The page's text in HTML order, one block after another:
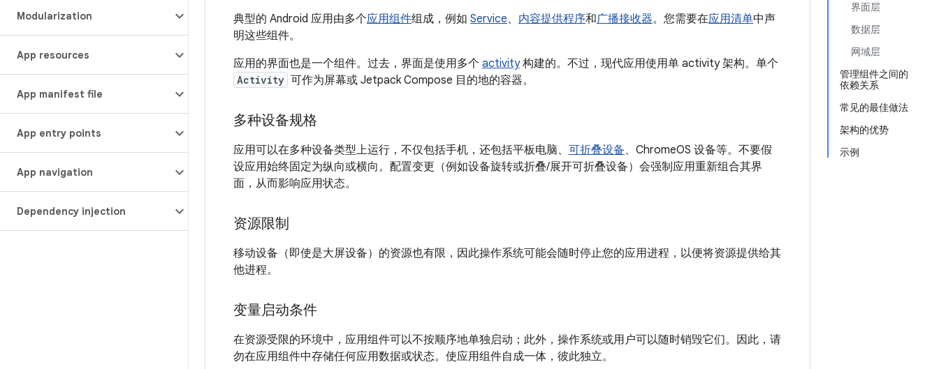
Modularization
App resources
App manifest file
App entry points
App navigation
Dependency injection
界面层
数据层
网域层
管理组件之间的
依赖关系
常见的最佳做法
架构的优势
示例
典型的 Android 应用由多个应用组件组成，例如 Service、 内容提供程序和广播接收器。您需要在应用清单中声
明这些组件。
应用的界面也是一个组件。过去，界面是使用多个 activity构建的。不过，现代应用使用单 activity 架构。单个
Activity 可作为屏幕或 Jetpack Compose 目的地的容器。
多种设备规格
应用可以在多种设备类型上运行，不仅包括手机，还包括平板电脑、 可折叠设备、ChromeOS 设备等。不要假
设应用始终固定为纵向或横向。配置变更（例如设备旋转或折叠/展开可折叠设备）会强制应用重新组合其界
面，从而影响应用状态。
资源限制
移动设备（即使是大屏设备）的资源也有限，因此操作系统可能会随时停止您的应用进程，以便将资源提供给其
他进程。
变量启动条件
在资源受限的环境中，应用组件可以不按顺序地单独启动；此外，操作系统或用户可以随时销毁它们。因此，请
勿在应用组件中存储任何应用数据或状态。使应用组件自成一体，彼此独立。